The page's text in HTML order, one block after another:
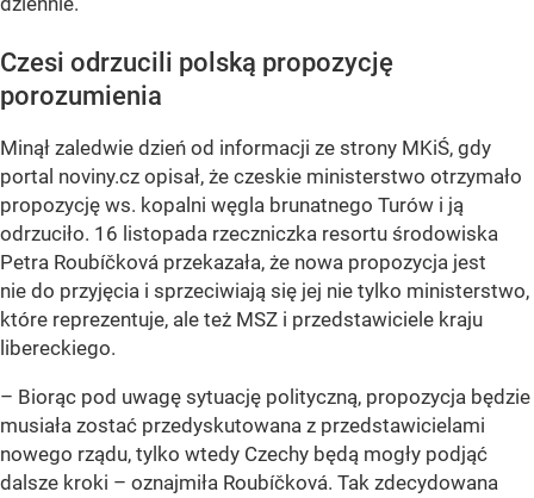
Czesi odrzucili polską propozycję
porozumienia
Minął zaledwie dzień od informacji ze strony MKiŚ, gdy
portal noviny.cz opisał, że czeskie ministerstwo otrzymało
propozycję ws. kopalni węgla brunatnego Turów i ją
odrzuciło. 16 listopada rzeczniczka resortu środowiska
Petra Roubíčková przekazała, że nowa propozycja jest
nie do przyjęcia i sprzeciwiają się jej nie tylko ministerstwo,
które reprezentuje, ale też MSZ i przedstawiciele kraju
libereckiego.
– Biorąc pod uwagę sytuację polityczną, propozycja będzie
musiała zostać przedyskutowana z przedstawicielami
nowego rządu, tylko wtedy Czechy będą mogły podjąć
dalsze kroki – oznajmiła Roubíčková. Tak zdecydowana